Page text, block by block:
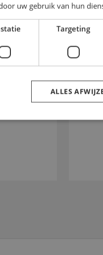
uw gebruik van hun
Targeting
ALLES